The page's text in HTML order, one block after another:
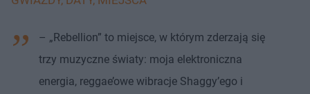
– „Rebellion” to miejsce, w którym zderzają się
trzy muzyczne światy: moja elektroniczna
energia, reggae’owe wibracje Shaggy’ego i